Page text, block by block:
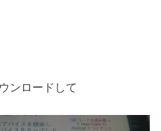
ンロードして